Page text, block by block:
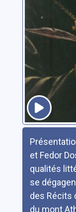
et Fedor
qualités
se
des Récits
du mont